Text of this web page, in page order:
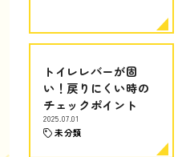
トイレレバーが固
い！戻りにくい時の
チェックポイント
2025.07.01
未分類